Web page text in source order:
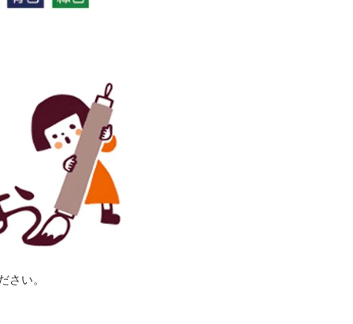
さい。